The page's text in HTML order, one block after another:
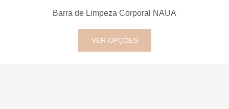
Barra de Limpeza Corporal NAUA
VER OPÇÕES